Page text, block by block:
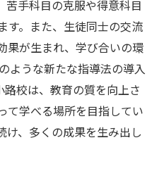
苦手科目の克服や得意科目
す。また、生徒同士の交流
果が生まれ、学び合いの環
ような新たな指導法の導入
校は、教育の質を向上さ
て学べる場所を目指してい
け、多くの成果を生み出し